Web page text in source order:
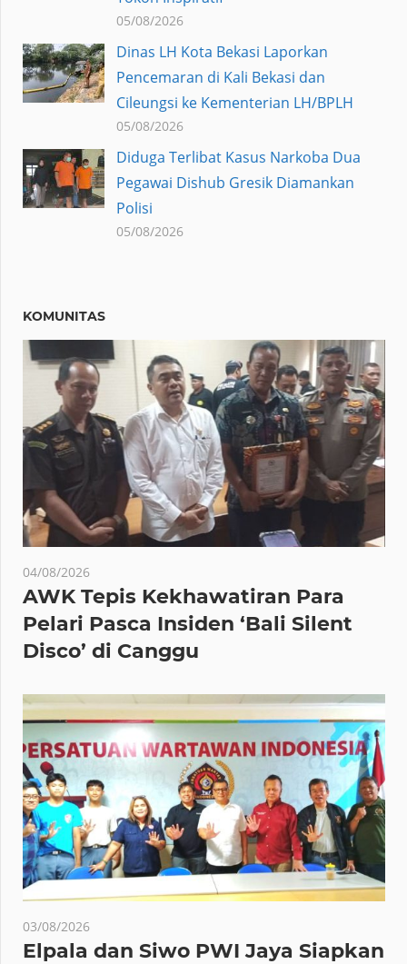
05/08/2026
Dinas LH Kota Bekasi Laporkan
Pencemaran di Kali Bekasi dan
Cileungsi ke Kementerian LH/BPLH
05/08/2026
Diduga Terlibat Kasus Narkoba Dua
Pegawai Dishub Gresik Diamankan
Polisi
05/08/2026
KOMUNITAS
04/08/2026
AWK Tepis Kekhawatiran Para
Pelari Pasca Insiden ‘Bali Silent
Disco’ di Canggu
03/08/2026
Elpala dan Siwo PWI Jaya Siapkan